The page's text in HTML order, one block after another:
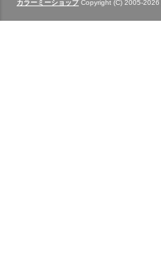
カラーミーショップCopyright (C) 2005-2026